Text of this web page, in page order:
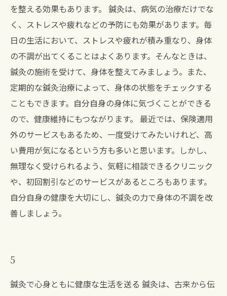
を整える効果もあります。 鍼灸は、病気の治療だけでな
く、ストレスや疲れなどの予防にも効果があります。毎
日の生活において、ストレスや疲れが積み重なり、身体
の不調が出てくることはよくあります。そんなときは、
鍼灸の施術を受けて、身体を整えてみましょう。また、
定期的な鍼灸治療によって、身体の状態をチェックする
こともできます。自分自身の身体に気づくことができる
ので、健康維持にもつながります。 最近では、保険適用
外のサービスもあるため、一度受けてみたいけれど、高
い費用が気になるという方も多いと思います。しかし、
無理なく受けられるよう、気軽に相談できるクリニック
や、初回割引などのサービスがあるところもあります。
自分自身の健康を大切にし、鍼灸の力で身体の不調を改
善しましょう。
5
鍼灸で心身ともに健康な生活を送る 鍼灸は、古来から伝